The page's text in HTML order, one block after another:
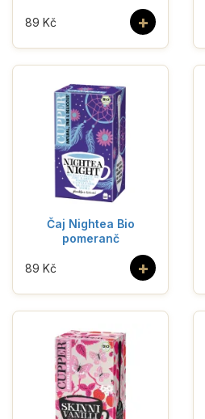
+
89 Kč
Čaj Nightea Bio
pomeranč
+
89 Kč